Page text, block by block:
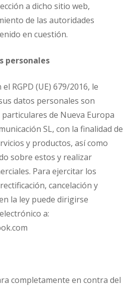
a dicho sitio web,
de las autoridades
en cuestión.
personales
RGPD (UE) 679/2016, le
datos personales son
de Nueva Europa
SL, con la finalidad de
y productos, así como
sobre estos y realizar
Para ejercitar los
cancelación y
la ley puede dirigirse
a:
completamente en contra del